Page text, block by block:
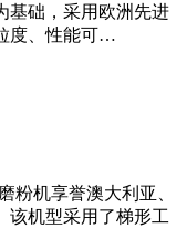
基础，采用欧洲先进
度、性能可…
粉机享誉澳大利亚、
该机型采用了梯形工